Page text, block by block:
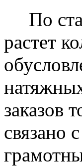
По
растет
заказов
связано